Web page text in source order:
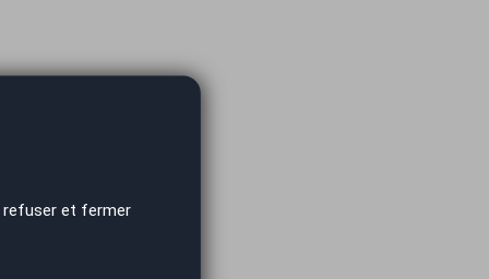
et fermer